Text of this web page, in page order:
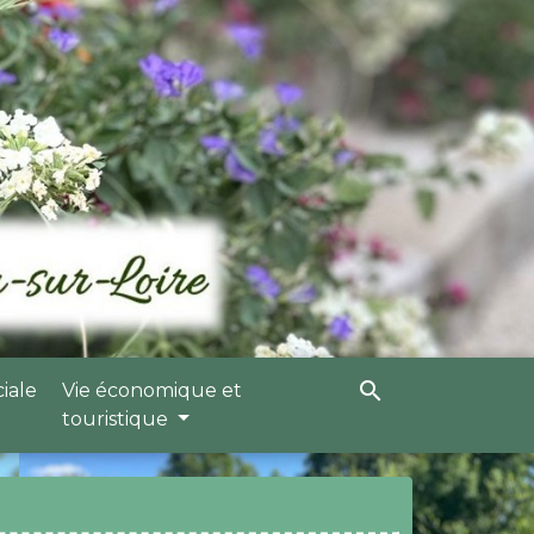
Vie économique et
touristique
search